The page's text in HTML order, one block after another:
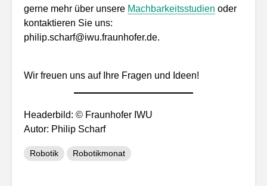
gerne mehr über unsere Machbarkeitsstudien oder
kontaktieren Sie uns:
philip.scharf@iwu.fraunhofer.de.
Wir freuen uns auf Ihre Fragen und Ideen!
Headerbild: © Fraunhofer IWU
Autor: Philip Scharf
Robotik Robotikmonat